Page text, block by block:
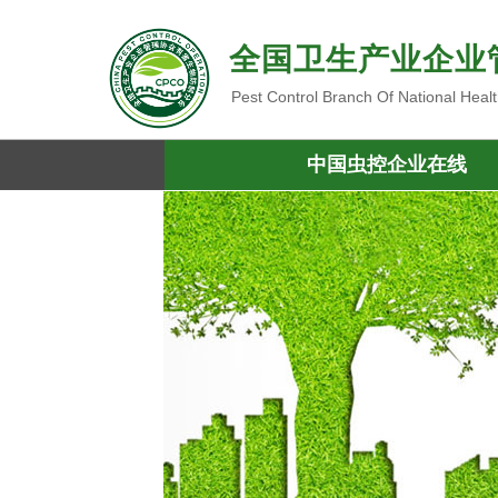
全国卫生产业企
Pest Control Branch Of National
中国虫控企业在线